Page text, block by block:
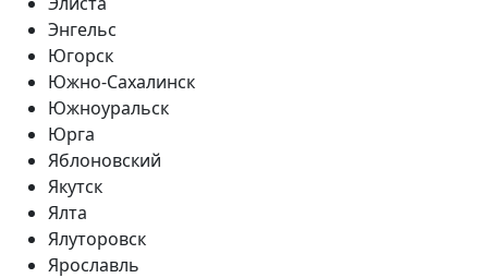
Энгельс
Югорск
Южно-Сахалинск
Южноуральск
Юрга
Яблоновский
Якутск
Ялта
Ялуторовск
Ярославль